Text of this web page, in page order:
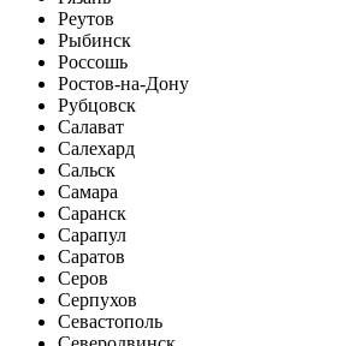
Реутов
Рыбинск
Россошь
Ростов-на-Дону
Рубцовск
Салават
Салехард
Сальск
Самара
Саранск
Сарапул
Саратов
Серов
Серпухов
Севастополь